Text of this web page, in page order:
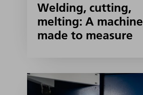
Welding, cutting,
melting: A machine
made to measure